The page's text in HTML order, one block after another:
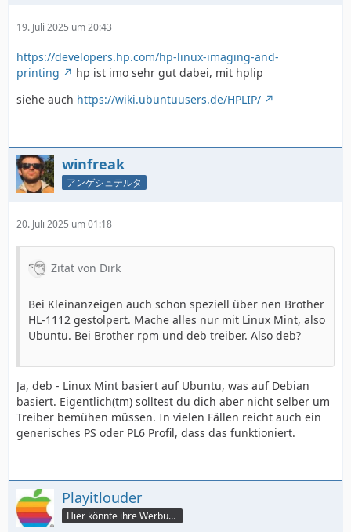
19. Juli 2025 um 20:43
https://developers.hp.com/hp-linux-imaging-and-
printing
hp ist imo sehr gut dabei, mit hplip
siehe auch https://wiki.ubuntuusers.de/HPLIP/
winfreak
アンゲシュテルタ
20. Juli 2025 um 01:18
Zitat von Dirk
Bei Kleinanzeigen auch schon speziell über nen Brother
HL-1112 gestolpert. Mache alles nur mit Linux Mint, also
Ubuntu. Bei Brother rpm und deb treiber. Also deb?
Ja, deb - Linux Mint basiert auf Ubuntu, was auf Debian
basiert. Eigentlich(tm) solltest du dich aber nicht selber um
Treiber bemühen müssen. In vielen Fällen reicht auch ein
generisches PS oder PL6 Profil, dass das funktioniert.
Playitlouder
Hier könnte ihre Werbung stehen